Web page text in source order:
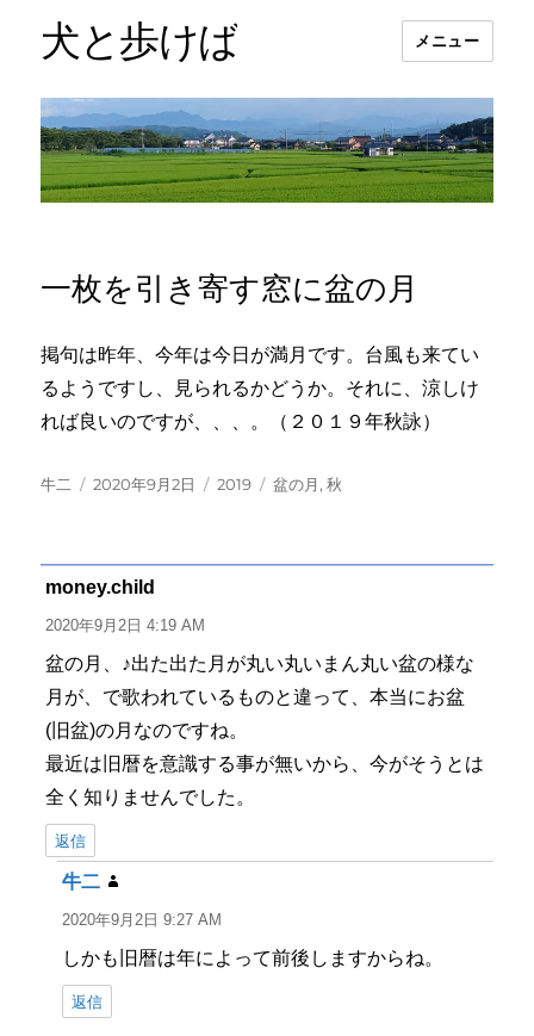
犬と歩けば メニュー
一枚を引き寄す窓に盆の月
掲句は昨年、今年は今日が満月です。台風も来てい
るようですし、見られるかどうか。それに、涼しけ
れば良いのですが、、、。（２０１９年秋詠）
投
牛二
投
2020年9月2日
カ
2019
タ
盆の月,秋
money.child
り:
2020年9月2日 4:19 AM
盆の月、♪出た出た月が丸い丸いまん丸い盆の様な
月が、で歌われているものと違って、本当にお盆
(旧盆)の月なのですね。
最近は旧暦を意識する事が無いから、今がそうとは
全く知りませんでした。
返信
牛二
り:
2020年9月2日 9:27 AM
しかも旧暦は年によって前後しますからね。
返信